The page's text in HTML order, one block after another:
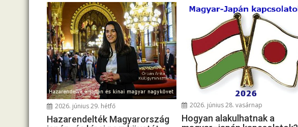
z
é
s
n
a
v
i
g
á
2026. június 29. hétfő
Hazarendelték Magyarország
2026. június 28. vasárnap
Hogyan alakulhatnak a